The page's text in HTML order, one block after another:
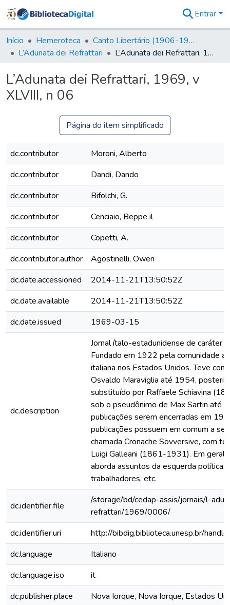
&
Coleções
Tudo na
Digital
Entrar
Início Hemeroteca
Canto Libertário (1906-1995)
L’Adunata dei Refrattari
L’Adunata dei Refrattari, 1969, v XLVIII, n 06
L’Adunata dei Refrattari, 1969, v
XLVIII, n 06
Página do item simplificado
dc.contributor
Moroni, Alberto
dc.contributor
Dandi, Dando
dc.contributor
Bifolchi, G.
dc.contributor
Cenciaio, Beppe il
dc.contributor
Copetti, A.
dc.contributor.author
Agostinelli, Owen
dc.date.accessioned
2014-11-21T13:50:52Z
dc.date.available
2014-11-21T13:50:52Z
dc.date.issued
1969-03-15
dc.description
Jornal ítalo-estadunidense de caráter
Fundado em 1922 pela comunidade
italiana nos Estados Unidos. Teve
Osvaldo Maraviglia até 1954,
substituído por Raffaele Schiavina
sob o pseudônimo de Max Sartin até
publicações serem encerradas em
publicações possuem em comum a
chamada Cronache Sovversive, com
Luigi Galleani (1861-1931). Em geral,
aborda assuntos da esquerda política,
trabalhadores, etc.
dc.identifier.file
/storage/bd/cedap-assis/jornais/l-
refrattari/1969/0006/
dc.identifier.uri
http://bibdig.biblioteca.unesp.br/
dc.language
Italiano
dc.language.iso
it
dc.publisher.place
Nova Iorque, Nova Iorque, Estados